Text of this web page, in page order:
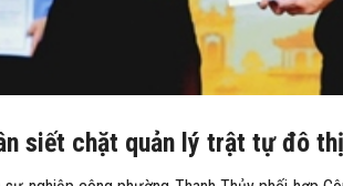
siết chặt quản lý trật tự đô